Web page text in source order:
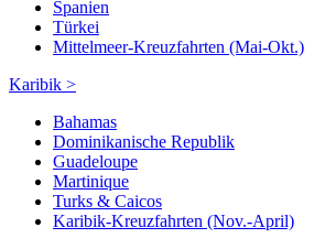
Spanien
Türkei
Mittelmeer-Kreuzfahrten (Mai-Okt.)
Karibik >
Bahamas
Dominikanische Republik
Guadeloupe
Martinique
Turks & Caicos
Karibik-Kreuzfahrten (Nov.-April)